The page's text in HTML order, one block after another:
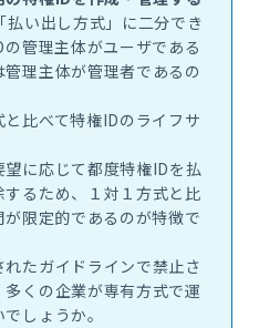
い出し方式」に二分でき
管理主体がユーザである
理主体が管理者であるの
比べて特権IDのライフサ
に応じて都度特権IDを払
るため、１対１方式と比
限定的であるのが特徴で
たガイドラインで禁止さ
くの企業が専有方式で運
しょうか。